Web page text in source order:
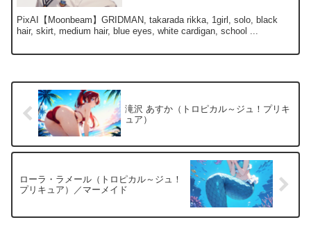
PixAI【Moonbeam】GRIDMAN, takarada rikka, 1girl, solo, black
hair, skirt, medium hair, blue eyes, white cardigan, school ...
滝沢 あすか（トロピカル～ジュ！プリキ
ュア）
ローラ・ラメール（トロピカル～ジュ！
プリキュア）／マーメイド